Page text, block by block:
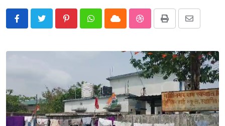
PinterestWhatsappCloud StumbleUpon
Print
Share
Email